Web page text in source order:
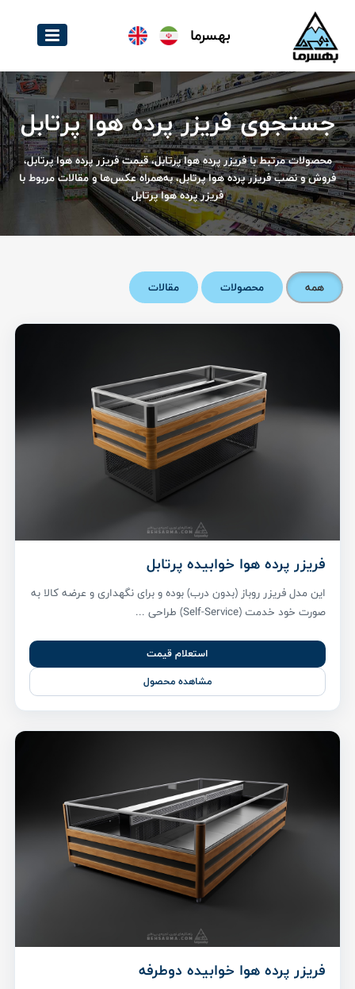
بهسرما
جستجوی فریزر پرده هوا پرتابل
محصولات مرتبط با فریزر پرده هوا پرتابل، قیمت فریزر پرده هوا پرتابل،
فروش و نصب فریزر پرده هوا پرتابل، به‌همراه عکس‌ها و مقالات مربوط با
فریزر پرده هوا پرتابل
همه محصولات مقالات
فریزر پرده هوا خوابیده پرتابل
این مدل فریزر روباز (بدون درب) بوده و برای نگهداری و عرضه کالا به
صورت خود خدمت (Self-Service) طراحی ...
استعلام قیمت
مشاهده محصول
فریزر پرده هوا خوابیده دوطرفه